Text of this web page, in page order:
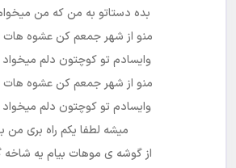
بده دستاتو به من که من
منو از شهر جمعم کن عشوه
وایسادم تو کوچتون دلم
منو از شهر جمعم کن عشوه
وایسادم تو کوچتون دلم
میشه لطفا یکم راه بری من
از گوشه ی موهات بیام یه شاخه